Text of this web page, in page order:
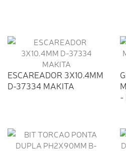
ESCAREADOR 3X10.4MM
D-37334 MAKITA
-